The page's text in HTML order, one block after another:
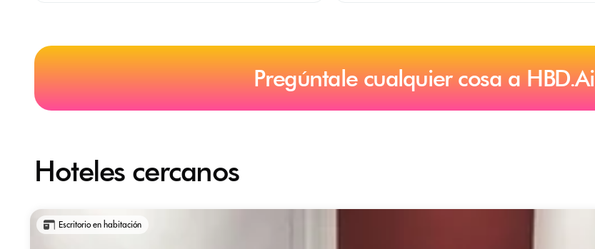
Pregúntale cualquier cosa a HBD.Ai
Hoteles cercanos
Escritorio en habitación